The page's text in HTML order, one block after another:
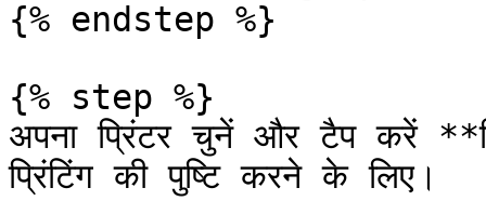
{% endstep %}
{% step %}
अपना प्रिंटर चुनें और टैप करें
प्रिंटिंग की पुष्टि करने के लिए।